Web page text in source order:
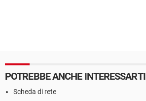
POTREBBE ANCHE INTERESSARTI
Scheda di rete